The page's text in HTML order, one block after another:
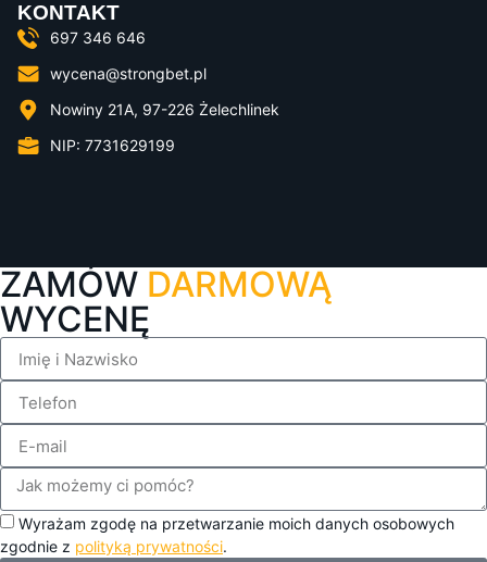
KONTAKT
697 346 646
wycena@strongbet.pl
Nowiny 21A, 97-226 Żelechlinek
NIP: 7731629199
ZAMÓW DARMOWĄ
WYCENĘ
Wyrażam zgodę na przetwarzanie moich danych osobowych
zgodnie z polityką prywatności.